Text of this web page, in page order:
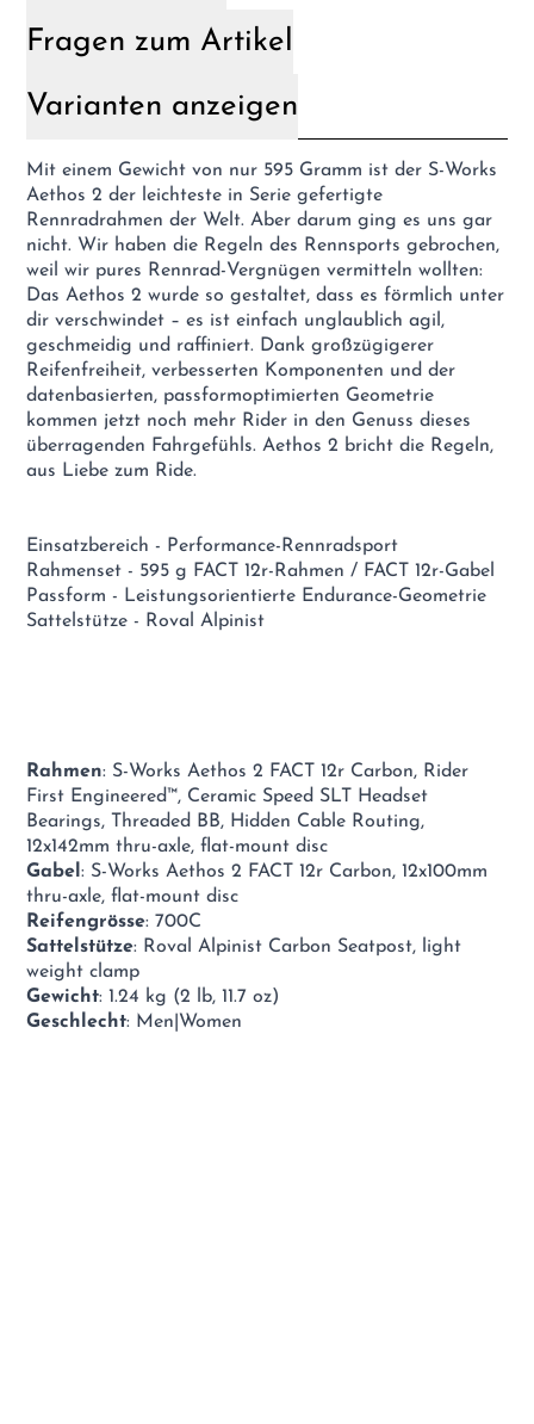
Fragen zum Artikel
Varianten anzeigen
Mit einem Gewicht von nur 595 Gramm ist der S-Works
Aethos 2 der leichteste in Serie gefertigte
Rennradrahmen der Welt. Aber darum ging es uns gar
nicht. Wir haben die Regeln des Rennsports gebrochen,
weil wir pures Rennrad-Vergnügen vermitteln wollten:
Das Aethos 2 wurde so gestaltet, dass es förmlich unter
dir verschwindet – es ist einfach unglaublich agil,
geschmeidig und raffiniert. Dank großzügigerer
Reifenfreiheit, verbesserten Komponenten und der
datenbasierten, passformoptimierten Geometrie
kommen jetzt noch mehr Rider in den Genuss dieses
überragenden Fahrgefühls. Aethos 2 bricht die Regeln,
aus Liebe zum Ride.
Einsatzbereich - Performance-Rennradsport
Rahmenset - 595 g FACT 12r-Rahmen / FACT 12r-Gabel
Passform - Leistungsorientierte Endurance-Geometrie
Sattelstütze - Roval Alpinist
Rahmen: S-Works Aethos 2 FACT 12r Carbon, Rider
First Engineered™, Ceramic Speed SLT Headset
Bearings, Threaded BB, Hidden Cable Routing,
12x142mm thru-axle, flat-mount disc
Gabel: S-Works Aethos 2 FACT 12r Carbon, 12x100mm
thru-axle, flat-mount disc
Reifengrösse: 700C
Sattelstütze: Roval Alpinist Carbon Seatpost, light
weight clamp
Gewicht: 1.24 kg (2 lb, 11.7 oz)
Geschlecht: Men|Women